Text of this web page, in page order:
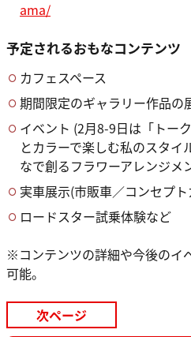
ama/
予定されるおもなコンテンツ
カフェスペース
期間限定のギャラリー作品の
イベント (2月8-9日は「トー
とカラーで楽しむ私のスタ
なで創るフラワーアレンジメ
実車展示(市販車／コンセプ
ロードスター試乗体験など
※コンテンツの詳細や今後のイ
可能。
次ページ